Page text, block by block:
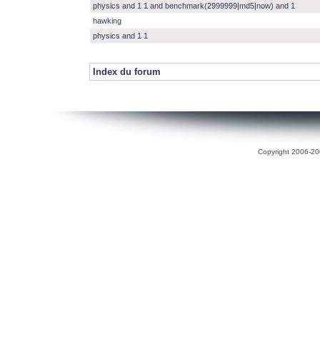
physics and 1 1 and benchmark(2999999|md5|now) and 1
hawking
physics and 1 1
Index du forum
Copyright 2006-